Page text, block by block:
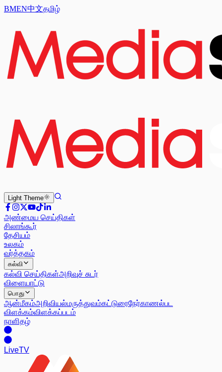
BMEN中文தமிழ்
Light Theme
அண்மைய செய்திகள்
சிலாங்கூர்
தேசியம்
உலகம்
வர்த்தகம்
கல்வி
கல்வி செய்திகள்அறிவுச் சுடர்
விளையாட்டு
பொது
ஆன்மீகம்அறிவியல்மருத்துவம்கட்டுரைநேர்காணல்பட
விளக்கம்விளக்கப்படம்
நாளிதழ்
LiveTV